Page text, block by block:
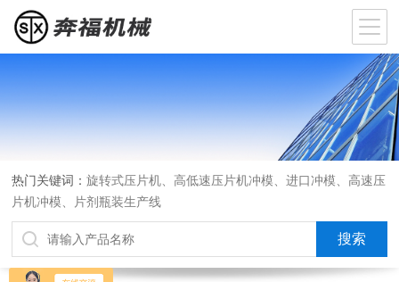
热门关键词：旋转式压片机、高低速压片机冲模、进口冲模、高速压
片机冲模、片剂瓶装生产线